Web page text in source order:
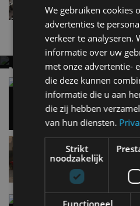
Nieuwste
MET KORTING NAAR EV
AUTORAI REGELT HET!
EV Experience 2026 van 24
Vergelijking:
moet je hebben?
28 mei
Lamborghini
speciale editie
6 aug
Carbon fibre
We gebruiken cookies
advertenties te
verkeer te analyseren.
informatie over uw
met onze advertentie-
die deze kunnen
informatie die u aan
die zij hebben
van hun diensten.
Strikt
noodzakelijk
Functioneel